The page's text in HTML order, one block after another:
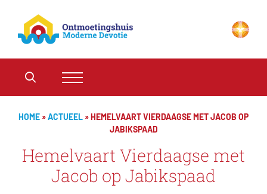
HOME »ACTUEEL »HEMELVAART VIERDAAGSE MET JACOB OP
JABIKSPAAD
Hemelvaart Vierdaagse met
Jacob op Jabikspaad